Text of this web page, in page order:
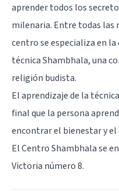
aprender todos los
milenaria. Entre todas las
centro se especializa en
técnica Shambhala, una
religión budista.
El aprendizaje de la
final que la persona
encontrar el bienestar y
El Centro Shambhala se
Victoria número 8.